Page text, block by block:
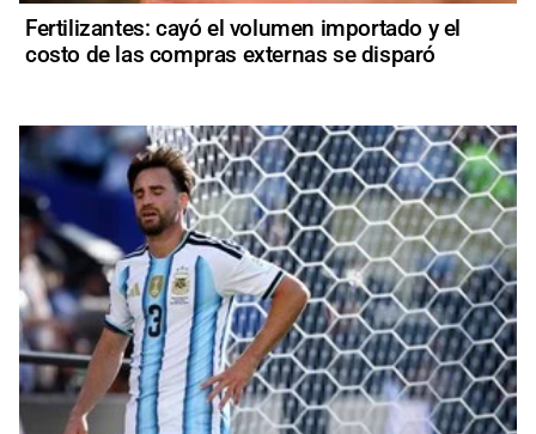
Fertilizantes: cayó el volumen importado y el
costo de las compras externas se disparó